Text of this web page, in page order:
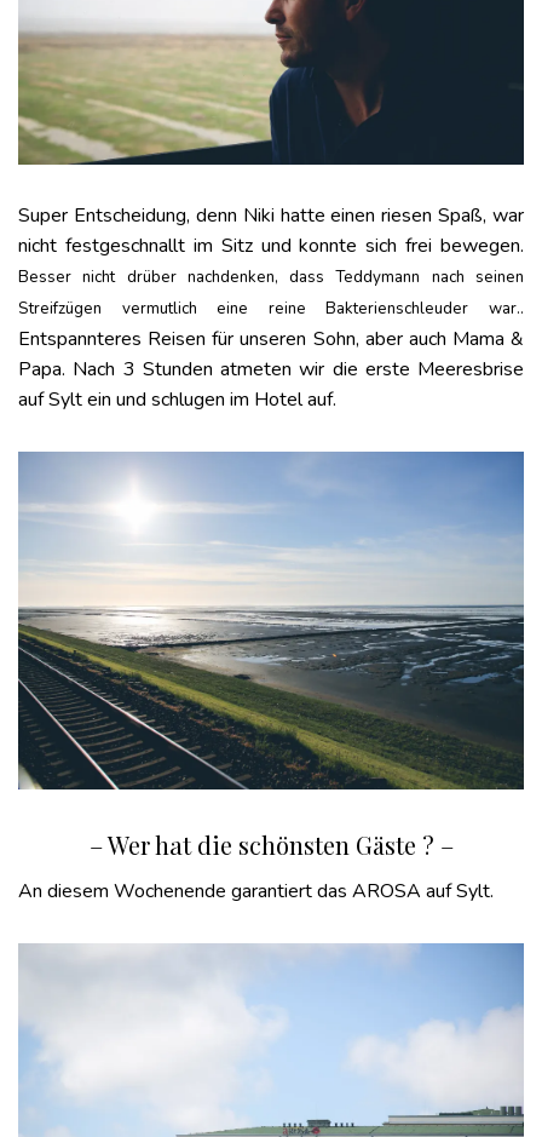
Super Entscheidung, denn Niki hatte einen riesen Spaß, war
nicht festgeschnallt im Sitz und konnte sich frei bewegen.
Besser nicht drüber nachdenken, dass Teddymann nach seinen
Streifzügen vermutlich eine reine Bakterienschleuder war..
Entspannteres Reisen für unseren Sohn, aber auch Mama &
Papa. Nach 3 Stunden atmeten wir die erste Meeresbrise
auf Sylt ein und schlugen im Hotel auf.
– Wer hat die schönsten Gäste ? –
An diesem Wochenende garantiert das AROSA auf Sylt.